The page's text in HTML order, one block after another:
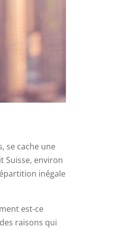
se cache une
Suisse, environ
inégale
est-ce
raisons qui